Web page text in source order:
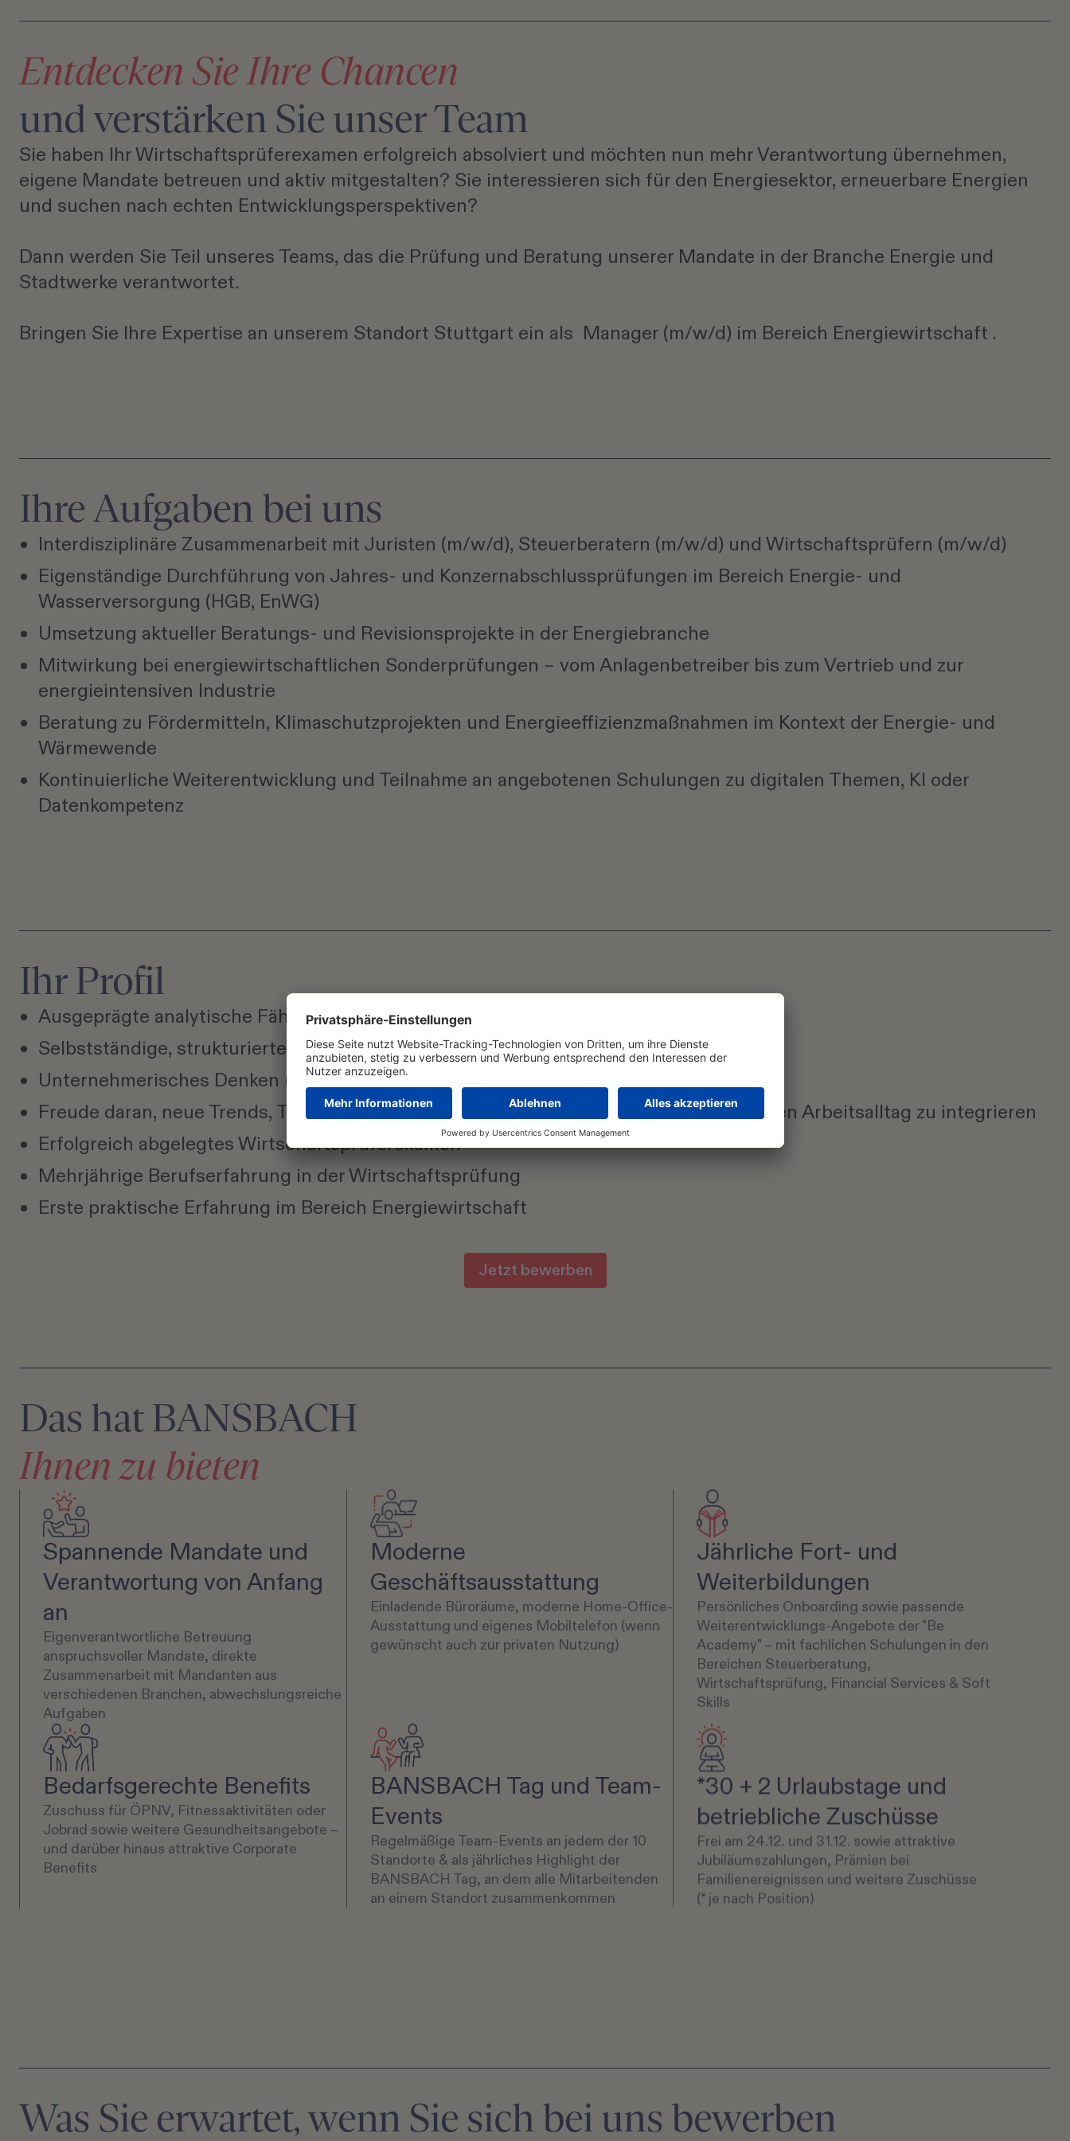
Entdecken Sie Ihre Chancen
und verstärken Sie unser Team
Sie haben Ihr Wirtschaftsprüferexamen erfolgreich absolviert und möchten nun mehr Verantwortung übernehmen,
eigene Mandate betreuen und aktiv mitgestalten? Sie interessieren sich für den Energiesektor, erneuerbare Energien
und suchen nach echten Entwicklungsperspektiven?
Dann werden Sie Teil unseres Teams, das die Prüfung und Beratung unserer Mandate in der Branche Energie und
Stadtwerke verantwortet.
Bringen Sie Ihre Expertise an unserem Standort Stuttgart ein als Manager (m/w/d) im Bereich Energiewirtschaft .
Ihre Aufgaben bei uns
Interdisziplinäre Zusammenarbeit mit Juristen (m/w/d), Steuerberatern (m/w/d) und Wirtschaftsprüfern (m/w/d)
Eigenständige Durchführung von Jahres- und Konzernabschlussprüfungen im Bereich Energie- und
Wasserversorgung (HGB, EnWG)
Umsetzung aktueller Beratungs- und Revisionsprojekte in der Energiebranche
Mitwirkung bei energiewirtschaftlichen Sonderprüfungen – vom Anlagenbetreiber bis zum Vertrieb und zur
energieintensiven Industrie
Beratung zu Fördermitteln, Klimaschutzprojekten und Energieeffizienzmaßnahmen im Kontext der Energie- und
Wärmewende
Kontinuierliche Weiterentwicklung und Teilnahme an angebotenen Schulungen zu digitalen Themen, KI oder
Datenkompetenz
Ihr Profil
Ausgeprägte analytische Fähigkeiten und ein hohes Qualitätsbewusstsein
Selbstständige, strukturierte Arbeitsweise sowie Team- und Kommunikationsstärke
Unternehmerisches Denken und Mandantenorientierung
Freude daran, neue Trends, Technologien und Arbeitsweisen kennenzulernen und in den Arbeitsalltag zu integrieren
Erfolgreich abgelegtes Wirtschaftsprüferexamen
Mehrjährige Berufserfahrung in der Wirtschaftsprüfung
Erste praktische Erfahrung im Bereich Energiewirtschaft
Jetzt bewerben
Das hat BANSBACH
Ihnen zu bieten
Spannende Mandate und
Verantwortung von Anfang
an
Eigenverantwortliche Betreuung
anspruchsvoller Mandate, direkte
Zusammenarbeit mit Mandanten aus
verschiedenen Branchen, abwechslungsreiche
Aufgaben
Moderne
Geschäftsausstattung
Einladende Büroräume, moderne Home-Office-
Ausstattung und eigenes Mobiltelefon (wenn
gewünscht auch zur privaten Nutzung)
Jährliche Fort- und
Weiterbildungen
Persönliches Onboarding sowie passende
Weiterentwicklungs-Angebote der "Be
Academy" – mit fachlichen Schulungen in den
Bereichen Steuerberatung,
Wirtschaftsprüfung, Financial Services & Soft
Skills
Bedarfsgerechte Benefits
Zuschuss für ÖPNV, Fitnessaktivitäten oder
Jobrad sowie weitere Gesundheitsangebote –
und darüber hinaus attraktive Corporate
Benefits
BANSBACH Tag und Team-
Events
Regelmäßige Team-Events an jedem der 10
Standorte & als jährliches Highlight der
BANSBACH Tag, an dem alle Mitarbeitenden
an einem Standort zusammenkommen
*30 + 2 Urlaubstage und
betriebliche Zuschüsse
Frei am 24.12. und 31.12. sowie attraktive
Jubiläumszahlungen, Prämien bei
Familienereignissen und weitere Zuschüsse
(* je nach Position)
Was Sie erwartet, wenn Sie sich bei uns bewerben